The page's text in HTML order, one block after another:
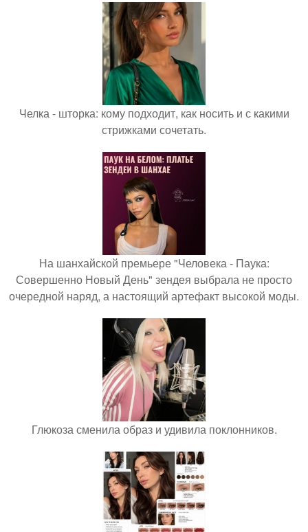
Челка - шторка: кому подходит, как носить и с какими
стрижками сочетать.
На шанхайской премьере "Человека - Паука:
Совершенно Новый День" зендея выбрала не просто
очередной наряд, а настоящий артефакт высокой моды.
Глюкоза сменила образ и удивила поклонников.